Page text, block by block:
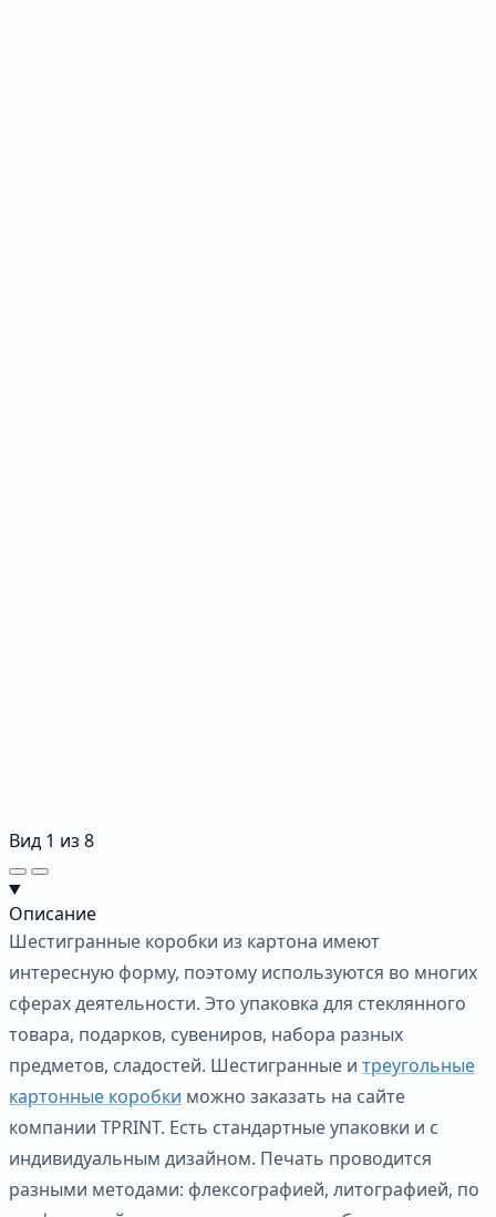
Вид 1 из 8
Описание
Шестигранные коробки из картона имеют
интересную форму, поэтому используются во многих
сферах деятельности. Это упаковка для стеклянного
товара, подарков, сувениров, набора разных
предметов, сладостей. Шестигранные и треугольные
картонные коробки можно заказать на сайте
компании TPRINT. Есть стандартные упаковки и с
индивидуальным дизайном. Печать проводится
разными методами: флексографией, литографией, по